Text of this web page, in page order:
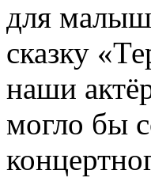
для
сказку
наши
могло бы